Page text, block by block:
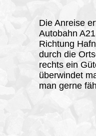
Die Anreise
Autobahn
Richtung
durch die
rechts ein
überwindet
man gerne